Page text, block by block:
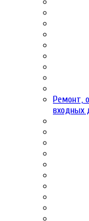
Ремонт,
входных